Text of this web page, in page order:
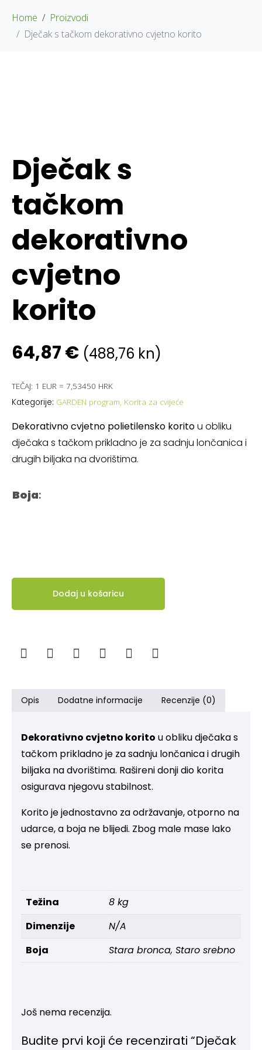
Home
Proizvodi
Dječak s tačkom dekorativno cvjetno korito
Dječak s
tačkom
dekorativno
cvjetno
korito
64,87€ (488,76 kn)
TEČAJ: 1 EUR = 7,53450 HRK
Kategorije: GARDEN program, Korita za cvijeće
Dekorativno cvjetno polietilensko koritou obliku
dječaka s tačkom prikladno je za sadnju lončanica i
drugih biljaka na dvorištima.
Boja:
Dodaj u košaricu
Opis Dodatne informacije Recenzije (0)
Dekorativno cvjetno korito u obliku dječaka s
tačkom prikladno je za sadnju lončanica i drugih
biljaka na dvorištima. Rašireni donji dio korita
osigurava njegovu stabilnost.
Korito je jednostavno za održavanje, otporno na
udarce, a boja ne blijedi. Zbog male mase lako
se prenosi.
Težina
8 kg
Dimenzije
N/A
Boja
Stara bronca, Staro srebno
Još nema recenzija.
Budite prvi koji će recenzirati “Dječak